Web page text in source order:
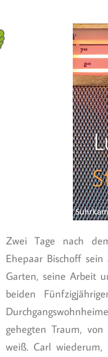
Zwei Tage nach
Ehepaar Bischoff
Garten, seine Arbeit
beiden
gehegten Traum,
weiß. Carl